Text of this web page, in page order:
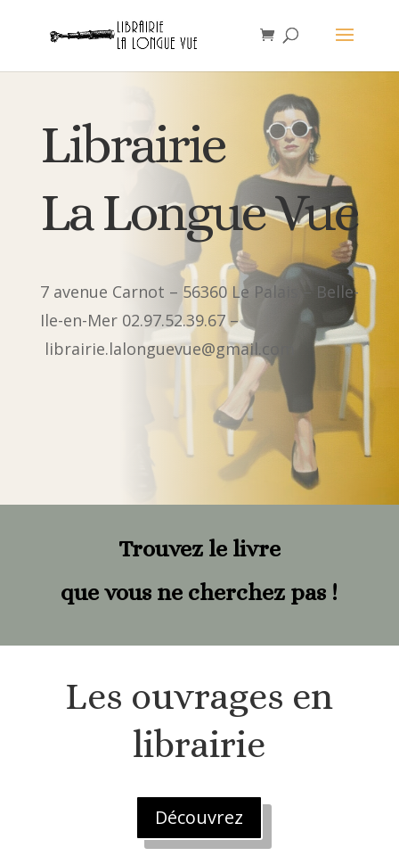
Librairie
La Longue Vue
7 avenue Carnot – 56360 Le Palais – Belle-
Ile-en-Mer 02.97.52.39.67 –
librairie.lalonguevue@gmail.com
Trouvez le livre
que vous ne cherchez pas !
Les ouvrages en
librairie
Découvrez